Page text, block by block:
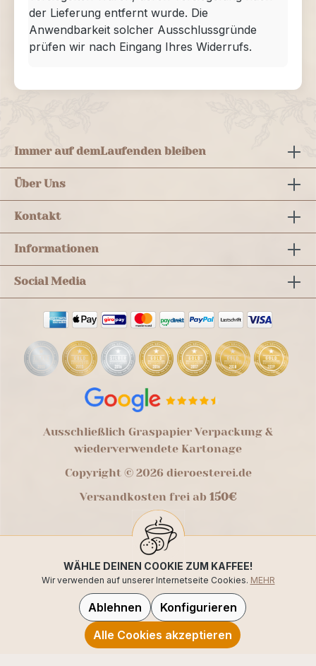
der Lieferung entfernt wurde. Die
Anwendbarkeit solcher Ausschlussgründe
prüfen wir nach Eingang Ihres Widerrufs.
Immer auf demLaufenden bleiben
Über Uns
Kontakt
Informationen
Social Media
Ausschließlich Graspapier Verpackung &
wiederverwendete Kartonage
Copyright © 2026 dieroesterei.de
Versandkosten frei ab 150€
WÄHLE DEINEN COOKIE ZUM KAFFEE!
Wir verwenden auf unserer Internetseite Cookies. MEHR
Ablehnen
Konfigurieren
Alle Cookies akzeptieren